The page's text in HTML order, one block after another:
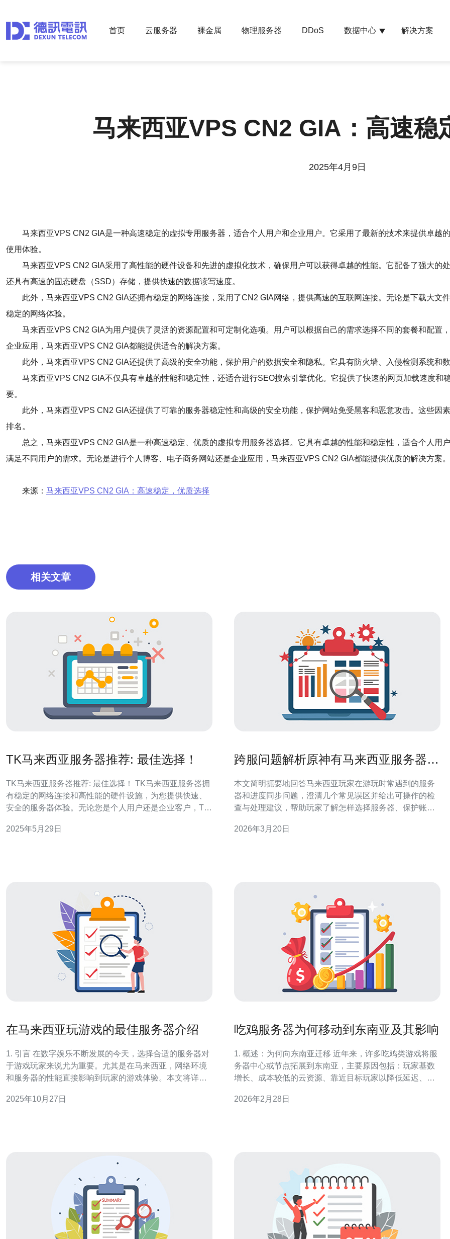
首页 云服务器 裸金属 物理服务器 DDoS 数据中心 解决方案
马来西亚VPS CN2 GIA：高速稳
2025年4月9日
马来西亚VPS CN2 GIA是一种高速稳定的虚拟专用服务器，适合个人用户和企业用户。它采用了最新的技术来提供卓越
使用体验。
马来西亚VPS CN2 GIA采用了高性能的硬件设备和先进的虚拟化技术，确保用户可以获得卓越的性能。它配备了强大的
还具有高速的固态硬盘（SSD）存储，提供快速的数据读写速度。
此外，马来西亚VPS CN2 GIA还拥有稳定的网络连接，采用了CN2 GIA网络，提供高速的互联网连接。无论是下载大文
稳定的网络体验。
马来西亚VPS CN2 GIA为用户提供了灵活的资源配置和可定制化选项。用户可以根据自己的需求选择不同的套餐和配置
企业应用，马来西亚VPS CN2 GIA都能提供适合的解决方案。
此外，马来西亚VPS CN2 GIA还提供了高级的安全功能，保护用户的数据安全和隐私。它具有防火墙、入侵检测系统和
马来西亚VPS CN2 GIA不仅具有卓越的性能和稳定性，还适合进行SEO搜索引擎优化。它提供了快速的网页加载速度
要。
此外，马来西亚VPS CN2 GIA还提供了可靠的服务器稳定性和高级的安全功能，保护网站免受黑客和恶意攻击。这些因
排名。
总之，马来西亚VPS CN2 GIA是一种高速稳定、优质的虚拟专用服务器选择。它具有卓越的性能和稳定性，适合个人用
满足不同用户的需求。无论是进行个人博客、电子商务网站还是企业应用，马来西亚VPS CN2 GIA都能提供优质的解决方案。
来源： 马来西亚VPS CN2 GIA：高速稳定，优质选择
相关文章
TK马来西亚服务器推荐: 最佳选择！
TK马来西亚服务器推荐: 最佳选择！ TK马来西亚服务器拥
有稳定的网络连接和高性能的硬件设施，为您提供快速、
安全的服务器体验。无论您是个人用户还是企业客户，TK
用先进的技术，提供高速的数据传输和稳定的运行环境。
2025年5月29日
跨服问题解析原神有马来西亚服务器吗
本文简明扼要地回答马来西亚玩家在游玩时常遇到的服务
器和进度同步问题，澄清几个常见误区并给出可操作的检
查与处理建议，帮助玩家了解怎样选择服务器、保护账号
器选项，马来西亚玩家应该选哪个？ 在启动器或登录界面
2026年3月20日
在马来西亚玩游戏的最佳服务器介绍
1. 引言 在数字娱乐不断发展的今天，选择合适的服务器对
于游戏玩家来说尤为重要。尤其是在马来西亚，网络环境
和服务器的性能直接影响到玩家的游戏体验。本文将详细
机配置以及真实案例的分析。 2. 服务器类型概述 游戏服务
2025年10月27日
吃鸡服务器为何移动到东南亚及其影响
1. 概述：为何向东南亚迁移 近年来，许多吃鸡类游戏将服
务器中心或节点拓展到东南亚，主要原因包括：玩家基数
增长、成本较低的云资源、靠近目标玩家以降低延迟、政
与技术实现。 2. 评估与准备步骤 先做可行性评估：1) 收集
2026年2月28日